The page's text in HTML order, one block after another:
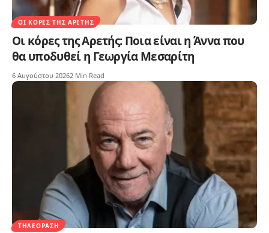
ΟΙ ΚΌΡΕΣ ΤΗΣ ΑΡΕΤΉΣ
Οι κόρες της Αρετής: Ποια είναι η Άννα που
θα υποδυθεί η Γεωργία Μεσαρίτη
6 Αυγούστου 20262 Min Read
ΤΗΛΕΌΡΑΣΗ